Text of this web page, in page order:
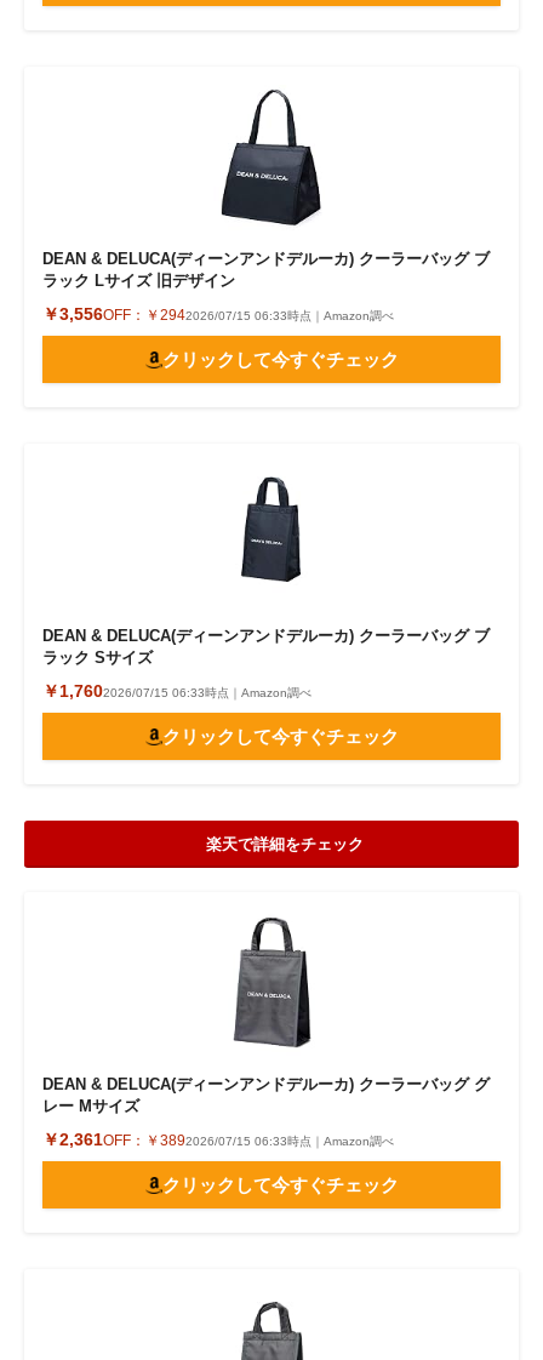
DEAN & DELUCA(ディーンアンドデルーカ) クーラーバッグ ブ
ラック Lサイズ 旧デザイン
￥3,556OFF： ￥2942026/07/15 06:33時点｜Amazon調べ
クリックして今すぐチェック
DEAN & DELUCA(ディーンアンドデルーカ) クーラーバッグ ブ
ラック Sサイズ
￥1,7602026/07/15 06:33時点｜Amazon調べ
クリックして今すぐチェック
楽天で詳細をチェック
DEAN & DELUCA(ディーンアンドデルーカ) クーラーバッグ グ
レー Mサイズ
￥2,361OFF： ￥3892026/07/15 06:33時点｜Amazon調べ
クリックして今すぐチェック